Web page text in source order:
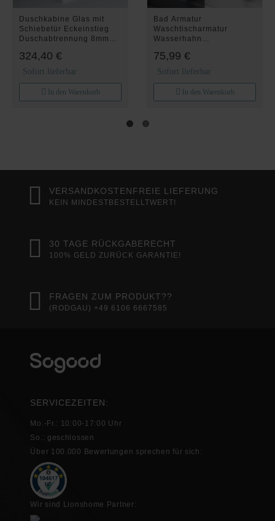
Duschkabine Glas mit
Schiebetür Eckeinstieg
Duschabtrennung 8mm
324,40 €
Sofort lieferbar
In den Warenkorb
Bad Armatur
Waschtischarmatur
Wasserhahn
75,99 €
Sofort lieferbar
In den Warenkorb
VERSANDKOSTENFREIE LIEFERUNG
KEIN MINDESTBESTELLTWERT!
30 TAGE RÜCKGABERECHT
100% GELD ZURÜCK GARANTIE!
FRAGEN ZUM PRODUKT??
(RODGAU) +49 6106 6667585
SERVICEZEITEN:
Mo.-Fr.: 10:00-17:00 Uhr
So.: geschlossen
Über 100.000 Bewertungen sprechen für sich:
Wir sind Lionshome Partner: